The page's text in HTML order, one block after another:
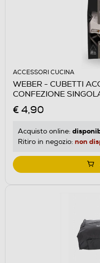
ACCESSORI CUCINA
WEBER - CUBETTI
CONFEZIONE
€ 4,90
Acquisto online:
Ritiro in negozio: non